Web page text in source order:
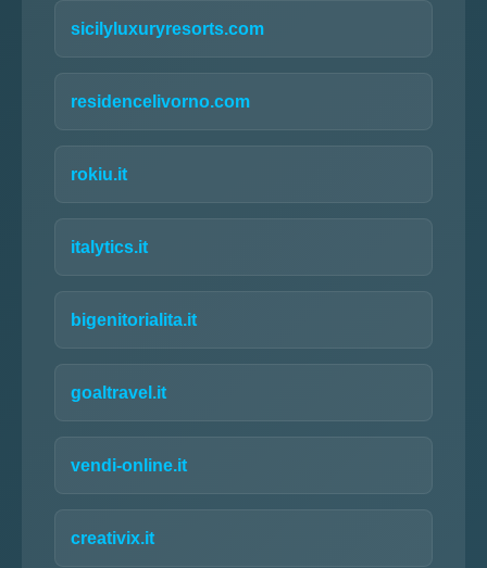
sicilyluxuryresorts.com
residencelivorno.com
rokiu.it
italytics.it
bigenitorialita.it
goaltravel.it
vendi-online.it
creativix.it